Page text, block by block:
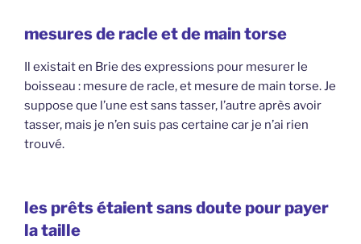
mesures de racle et de main torse
Il existait en Brie des expressions pour mesurer le
boisseau : mesure de racle, et mesure de main torse. Je
suppose que l’une est sans tasser, l’autre après avoir
tasser, mais je n’en suis pas certaine car je n’ai rien
trouvé.
les prêts étaient sans doute pour payer
la taille